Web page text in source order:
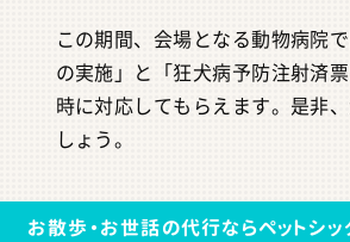
この期間、会場となる動物病院
の実施」と「狂犬病予防注射済
時に対応してもらえます。是非
しょう。
お散歩・お世話の代行ならペットシッ